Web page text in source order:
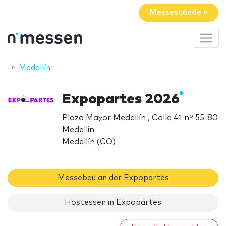
Messestände »
Medellín
Expopartes 2026
Plaza Mayor Medellín , Calle 41 nº 55-80
Medellin
Medellín (CO)
Messebau an der Expopartes
Hostessen in Expopartes